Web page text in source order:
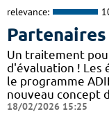
relevance:
Partenaires
Un traitement
d'évaluation ! Les
le programme
nouveau concept
18/02/2026 15:25